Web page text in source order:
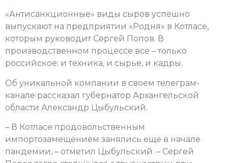
«Антисанкционные» виды сыров успешно
выпускают на предприятии «Родня» в Котласе,
которым руководит Сергей Попов. В
производственном процессе все – только
российское: и техника, и сырье, и кадры.
Об уникальной компании в своем телеграм-
канале рассказал губернатор Архангельской
области Александр Цыбульский.
– В Котласе продовольственным
импортозамещением занялись еще в начале
пандемии, – отметил Цыбульский. – Сергей